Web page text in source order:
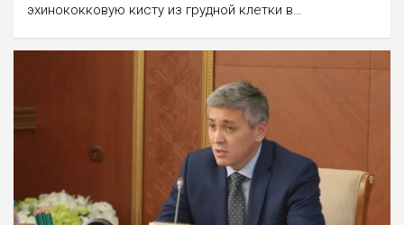
эхинококковую кисту из грудной клетки в…